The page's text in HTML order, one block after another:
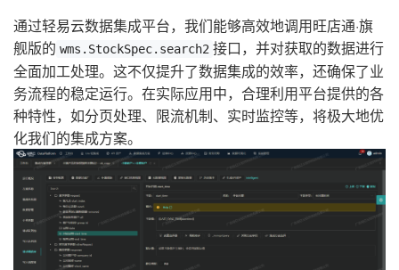
通过轻易云数据集成平台，我们能够高效地调用旺店通·旗
舰版的 wms.StockSpec.search2 接口，并对获取的数据进行
全面加工处理。这不仅提升了数据集成的效率，还确保了业
务流程的稳定运行。在实际应用中，合理利用平台提供的各
种特性，如分页处理、限流机制、实时监控等，将极大地优
化我们的集成方案。